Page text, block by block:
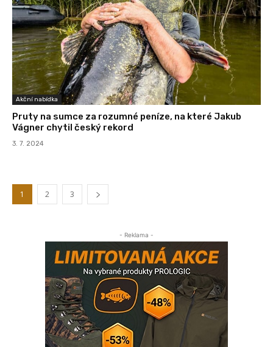
Akční nabídka
Pruty na sumce za rozumné peníze, na které Jakub
Vágner chytil český rekord
3. 7. 2024
1 2 3
- Reklama -